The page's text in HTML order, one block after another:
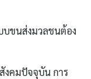
บขนส่งมวลชนต้อง
งคมปัจจุบัน การ